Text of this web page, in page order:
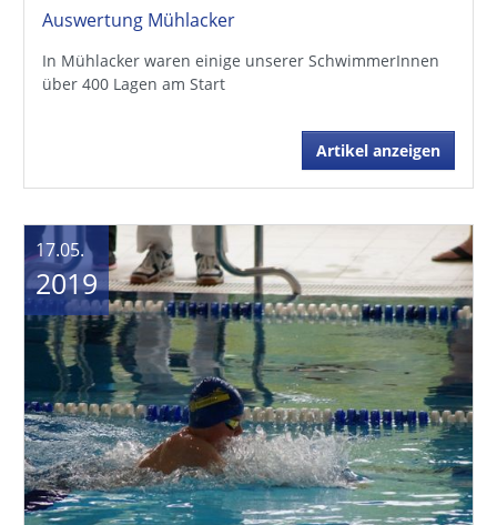
Auswertung Mühlacker
In Mühlacker waren einige unserer SchwimmerInnen
über 400 Lagen am Start
Artikel anzeigen
17.05.
2019